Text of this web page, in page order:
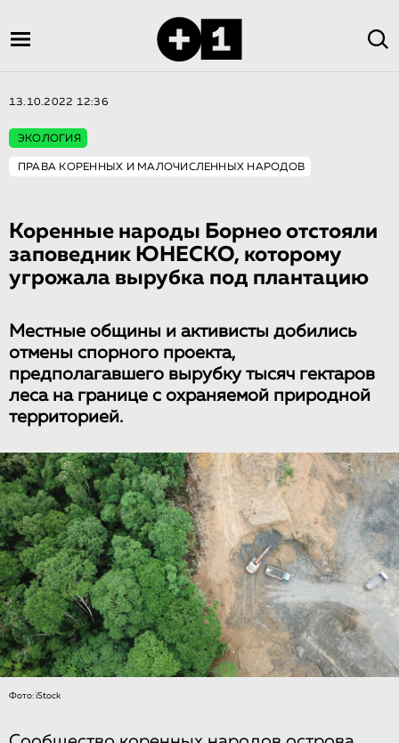
13.10.2022 12:36
ЭКОЛОГИЯ
ПРАВА КОРЕННЫХ И МАЛОЧИСЛЕННЫХ НАРОДОВ
Коренные народы Борнео отстояли
заповедник ЮНЕСКО, которому
угрожала вырубка под плантацию
Местные общины и активисты добились
отмены спорного проекта,
предполагавшего вырубку тысяч гектаров
леса на границе с охраняемой природной
территорией.
Фото: iStock